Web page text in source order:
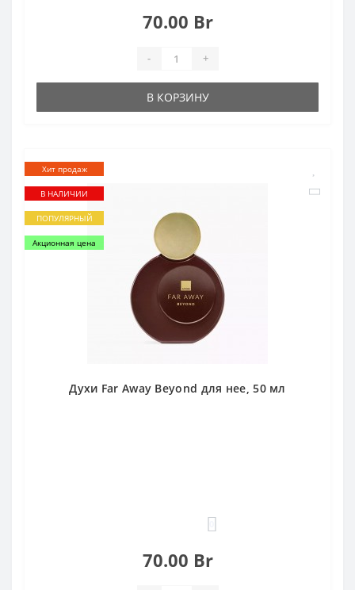
70.00 Br
- +
В КОРЗИНУ
Хит продаж
В НАЛИЧИИ
ПОПУЛЯРНЫЙ
Акционная цена
Духи Far Away Beyond для нее, 50 мл
70.00 Br